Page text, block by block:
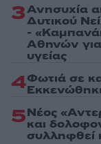
3Ανησυχία
Δυτικού
-
Αθηνών
υγείας
4Φωτιά σε
5Νέος
και
συλληφθεί